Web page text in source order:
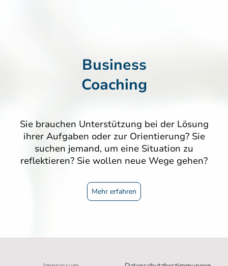
Business
Coaching
Sie brauchen Unterstützung bei der Lösung
ihrer Aufgaben oder zur Orientierung? Sie
suchen jemand, um eine Situation zu
reflektieren? Sie wollen neue Wege gehen?
Mehr erfahren